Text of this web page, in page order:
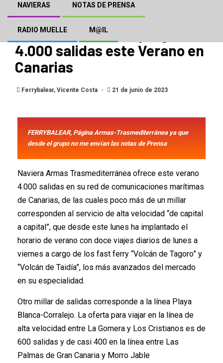
NAVIERAS NOTAS DE PRENSA
RADIO MUELLE M@IL
Naviera Armas-
Trasmediterránea programa
4.000 salidas este Verano en
Canarias
Ferrybalear, Vicente Costa 21 de junio de 2023
FERRYBALEAR, Página Armas-Trasmediterránea ya que
desde el grupo no me envían las notas de Prensa
Naviera Armas Trasmediterránea ofrece este verano
4.000 salidas en su red de comunicaciones marítimas
de Canarias, de las cuales poco más de un millar
corresponden al servicio de alta velocidad “de capital
a capital”, que desde este lunes ha implantado el
horario de verano con doce viajes diarios de lunes a
viernes a cargo de los fast ferry “Volcán de Tagoro” y
“Volcán de Taidía”, los más avanzados del mercado
en su especialidad.
Otro millar de salidas corresponde a la línea Playa
Blanca-Corralejo. La oferta para viajar en la línea de
alta velocidad entre La Gomera y Los Cristianos es de
600 salidas y de casi 400 en la línea entre Las
Palmas de Gran Canaria y Morro Jable